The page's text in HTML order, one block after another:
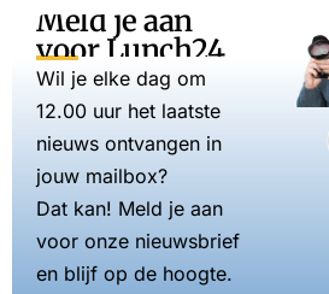
Meld je aan
voor Lunch24
Wil je elke dag om
12.00 uur het laatste
nieuws ontvangen in
jouw mailbox?
Dat kan! Meld je aan
voor onze nieuwsbrief
en blijf op de hoogte.